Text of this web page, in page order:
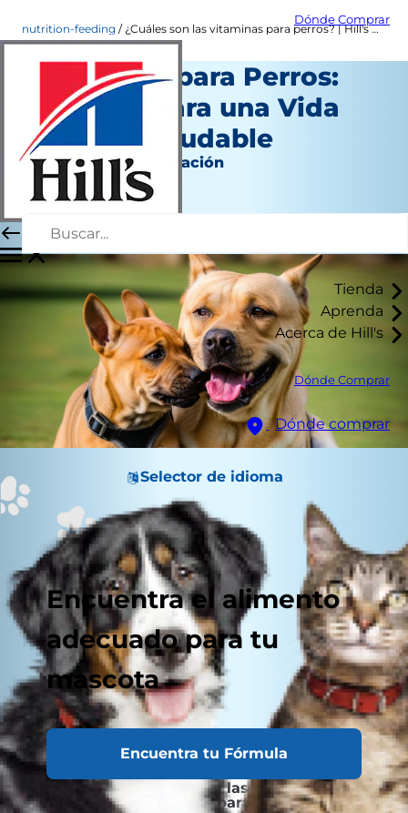
Dónde Comprar
Tienda
Aprenda
Acerca de Hill's
Dónde Comprar
Dónde comprar
Selector de idioma
Encuentra el alimento
adecuado para tu
mascota
Encuentra tu Fórmula
nutrition-feeding ¿Cuáles son las vitaminas para perros? | Hill's Pet Colombia
Vitaminas para Perros:
La Clave para una Vida
Larga y Saludable
Nutrición y alimentación
Autor del personal
|
Noviembre 4, 2025
¿Cuáles son las Vitaminas
Esenciales para Perros?